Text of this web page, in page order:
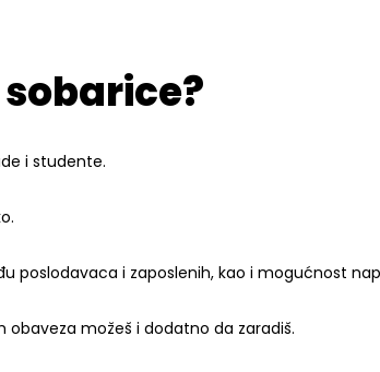
i studente.
poslodavaca i zaposlenih, kao i mogućnost
obaveza možeš i dodatno da zaradiš.